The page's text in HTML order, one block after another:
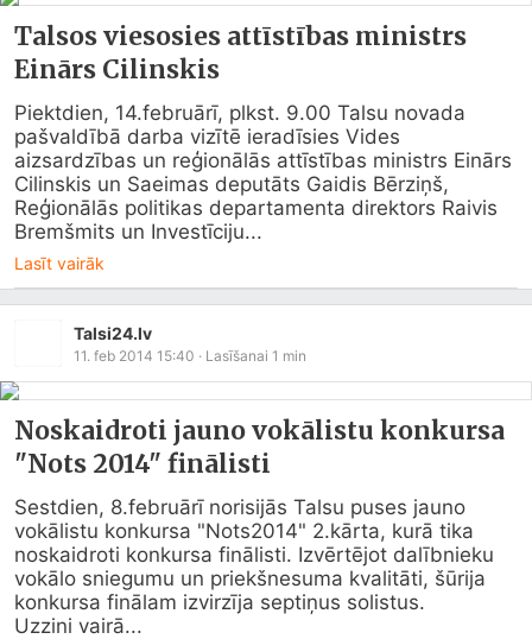
Talsos viesosies attīstības ministrs
Einārs Cilinskis
Piektdien, 14.februārī, plkst. 9.00 Talsu novada
pašvaldībā darba vizītē ieradīsies Vides
aizsardzības un reģionālās attīstības ministrs Einārs
Cilinskis un Saeimas deputāts Gaidis Bērziņš,
Reģionālās politikas departamenta direktors Raivis
Bremšmits un Investīciju...
Lasīt vairāk
Talsi24.lv
11. feb 2014 15:40 · Lasīšanai 1 min
Noskaidroti jauno vokālistu konkursa
"Nots 2014" finālisti
Sestdien, 8.februārī norisijās Talsu puses jauno
vokālistu konkursa "Nots2014" 2.kārta, kurā tika
noskaidroti konkursa finālisti. Izvērtējot dalībnieku
vokālo sniegumu un priekšnesuma kvalitāti, šūrija
konkursa finālam izvirzīja septiņus solistus.
Uzzini vairā...